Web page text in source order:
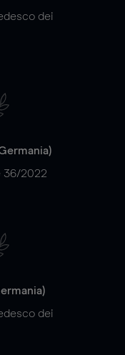
dei
36/2022
dei